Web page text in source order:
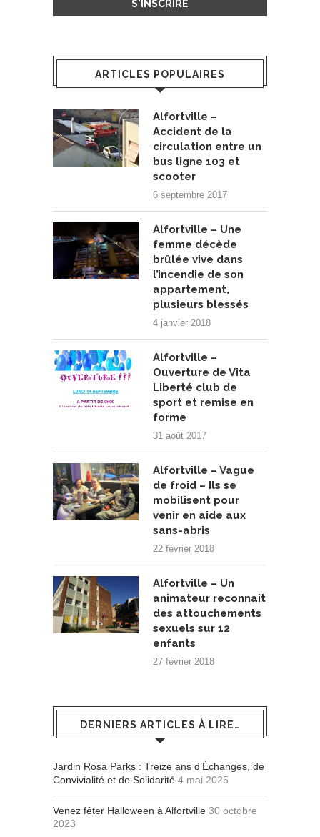
ARTICLES POPULAIRES
Alfortville –
Accident de la
circulation entre un
bus ligne 103 et
scooter
6 septembre 2017
Alfortville – Une
femme décède
brûlée vive dans
l’incendie de son
appartement,
plusieurs blessés
4 janvier 2018
Alfortville –
Ouverture de Vita
Liberté club de
sport et remise en
forme
31 août 2017
Alfortville – Vague
de froid – Ils se
mobilisent pour
venir en aide aux
sans-abris
22 février 2018
Alfortville – Un
animateur reconnait
des attouchements
sexuels sur 12
enfants
27 février 2018
DERNIERS ARTICLES À LIRE…
Jardin Rosa Parks : Treize ans d’Échanges, de
Convivialité et de Solidarité 4 mai 2025
Venez fêter Halloween à Alfortville 30 octobre
2023